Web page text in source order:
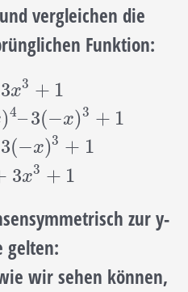
vergleichen die
Funktion:
3x3 + 1
)4–3(−x)3 + 1
3(−x)3 + 1
3x3 + 1
x ) (−x )4–3 x 3+
zur y-
gelten:
wir sehen können,